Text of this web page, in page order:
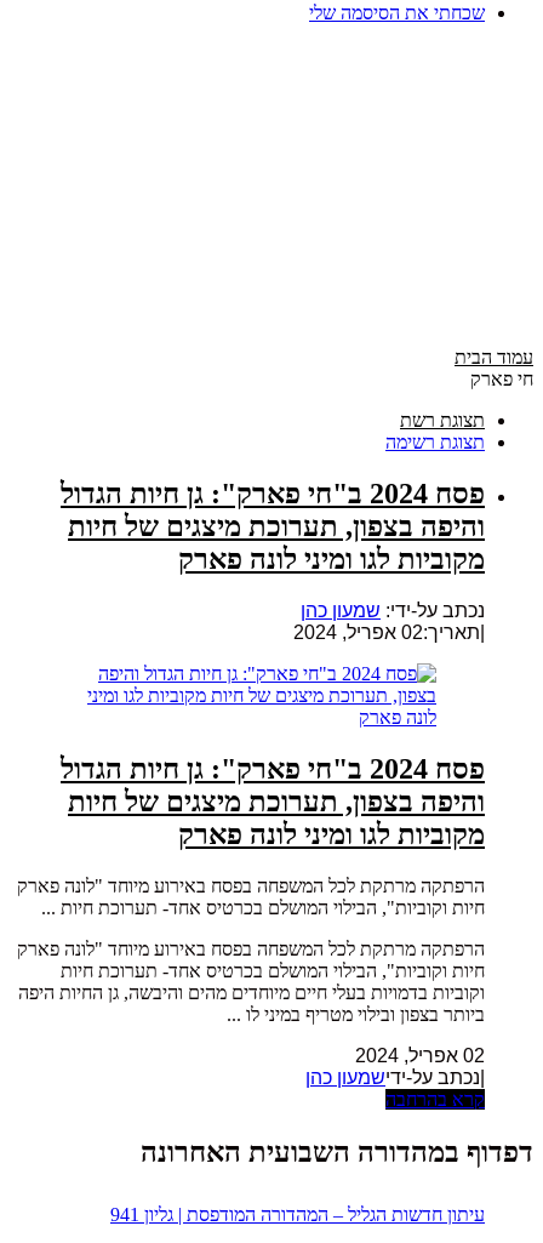
שכחתי את הסיסמה שלי
עמוד הבית
חי פארק
תצוגת רשת
תצוגת רשימה
פסח 2024 ב"חי פארק": גן חיות הגדול
והיפה בצפון, תערוכת מיצגים של חיות
מקוביות לגו ומיני לונה פארק
נכתב על-ידי: שמעון כהן
תאריך:02 אפריל, 2024
פסח 2024 ב"חי פארק": גן חיות הגדול
והיפה בצפון, תערוכת מיצגים של חיות
מקוביות לגו ומיני לונה פארק
הרפתקה מרתקת לכל המשפחה בפסח באירוע מיוחד "לונה פארק
חיות וקוביות", הבילוי המושלם בכרטיס אחד- תערוכת חיות ...
הרפתקה מרתקת לכל המשפחה בפסח באירוע מיוחד "לונה פארק
חיות וקוביות", הבילוי המושלם בכרטיס אחד- תערוכת חיות
וקוביות בדמויות בעלי חיים מיוחדים מהים והיבשה, גן החיות היפה
ביותר בצפון ובילוי מטריף במיני לו ...
02 אפריל, 2024
|נכתב על-ידישמעון כהן
קרא בהרחבה
דפדוף במהדורה השבועית האחרונה
עיתון חדשות הגליל – המהדורה המודפסת | גליון 941